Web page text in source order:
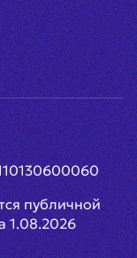
публичной
1.08.2026